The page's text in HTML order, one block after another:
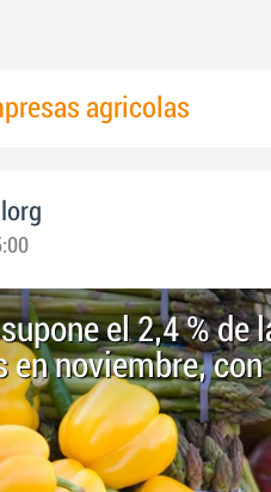
agricolas
el 2,4 % de
en noviembre, con